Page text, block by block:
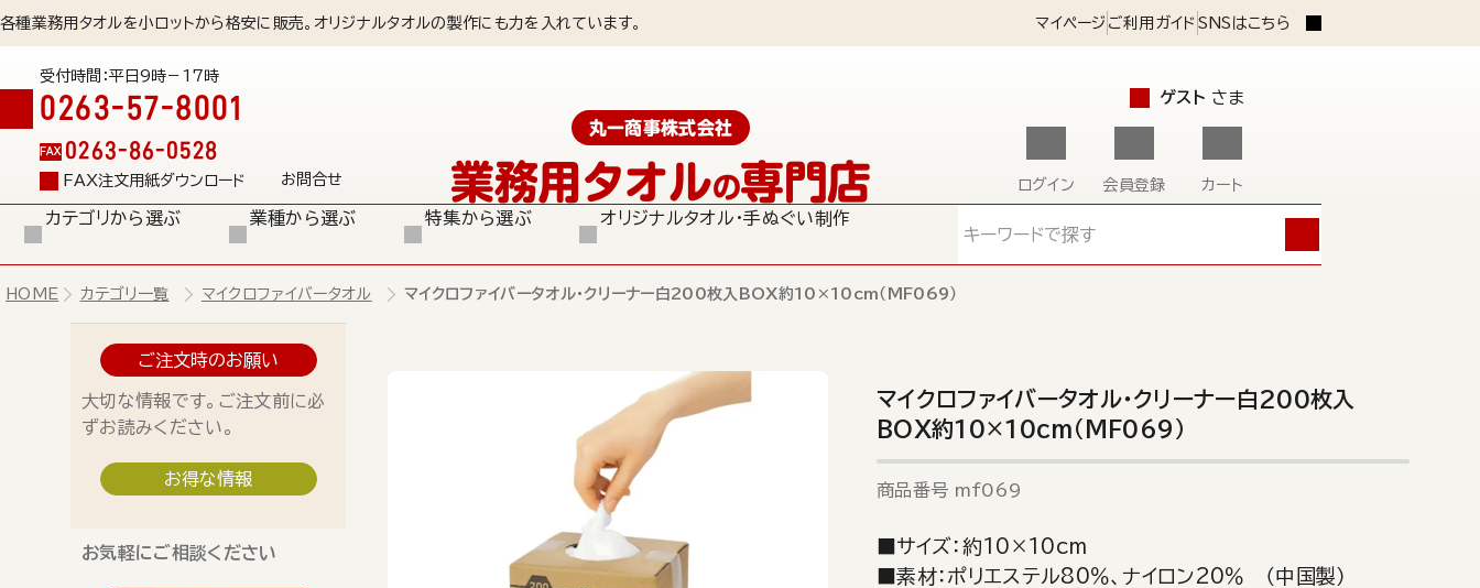
各種業務用タオルを小ロットから格安に販売。オリジナルタオルの製作にも力を入れています。 マイページ ご利用ガイド SNSはこちら
受付時間：平日9時－17時
0263-57-8001
FAX 0263-86-0528
FAX注文用紙ダウンロード お問合せ
丸一商事株式会社
業務用タオルの専門店
ゲスト さま
ログイン 会員登録 カート
カテゴリから選ぶ 業種から選ぶ 特集から選ぶ
オリジナルタオル・手ぬぐい制作
HOME カテゴリ一覧 マイクロファイバータオル マイクロファイバータオル・クリーナー白200枚入BOX約10×10cm（MF069）
ご注文時のお願い
大切な情報です。ご注文前に必
ずお読みください。
お得な情報
お気軽にご相談ください
マイクロファイバータオル・クリーナー白200枚入
BOX約10×10cm（MF069）
商品番号 mf069
■サイズ：約10×10cm
■素材：ポリエステル80％、ナイロン20％ （中国製）